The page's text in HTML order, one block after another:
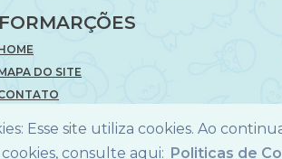
Esse site utiliza cookies. Ao
consulte aqui: Politicas de
DO SITE